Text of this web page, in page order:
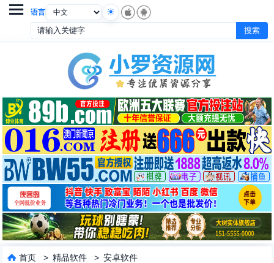
语言

 首页 >精品软件 >安卓软件